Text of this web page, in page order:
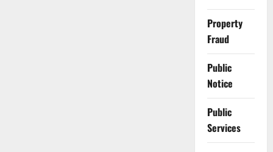
Property
Fraud
Public
Notice
Public
Services